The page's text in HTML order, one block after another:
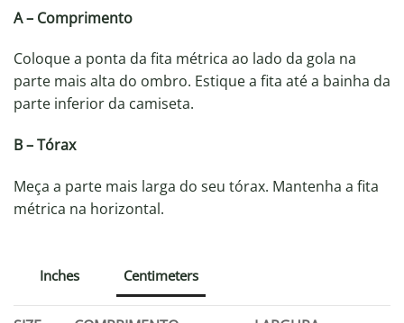
A – Comprimento
Coloque a ponta da fita métrica ao lado da gola na
parte mais alta do ombro. Estique a fita até a bainha da
parte inferior da camiseta.
B – Tórax
Meça a parte mais larga do seu tórax. Mantenha a fita
métrica na horizontal.
Inches Centimeters